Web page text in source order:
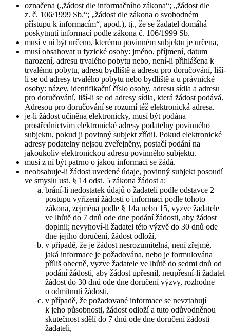
označena („žádost dle informačního zákona“; „žádost dle
z. č. 106/1999 Sb.“; „žádost dle zákona o svobodném
přístupu k informacím“, apod.), tj., že se žadatel domáhá
poskytnutí informací podle zákona č. 106/1999 Sb.
musí v ní být určeno, kterému povinném subjektu je určena,
musí obsahovat u fyzické osoby: jméno, příjmení, datum
narození, adresu trvalého pobytu nebo, není-li přihlášena k
trvalému pobytu, adresu bydliště a adresu pro doručování, liší-
li se od adresy trvalého pobytu nebo bydliště a u právnické
osoby: název, identifikační číslo osoby, adresu sídla a adresu
pro doručování, liší-li se od adresy sídla, která žádost podává.
Adresou pro doručování se rozumí též elektronická adresa.
je-li žádost učiněna elektronicky, musí být podána
prostřednictvím elektronické adresy podatelny povinného
subjektu, pokud ji povinný subjekt zřídil. Pokud elektronické
adresy podatelny nejsou zveřejněny, postačí podání na
jakoukoliv elektronickou adresu povinného subjektu.
musí z ní být patrno o jakou informaci se žádá.
neobsahuje-li žádost uvedené údaje, povinný subjekt posoudí
ve smyslu ust. § 14 odst. 5 zákona žádost a:
brání-li nedostatek údajů o žadateli podle odstavce 2
postupu vyřízení žádosti o informaci podle tohoto
zákona, zejména podle § 14a nebo 15, vyzve žadatele
ve lhůtě do 7 dnů ode dne podání žádosti, aby žádost
doplnil; nevyhoví-li žadatel této výzvě do 30 dnů ode
dne jejího doručení, žádost odloží,
v případě, že je žádost nesrozumitelná, není zřejmé,
jaká informace je požadována, nebo je formulována
příliš obecně, vyzve žadatele ve lhůtě do sedmi dnů od
podání žádosti, aby žádost upřesnil, neupřesní-li žadatel
žádost do 30 dnů ode dne doručení výzvy, rozhodne
o odmítnutí žádosti,
v případě, že požadované informace se nevztahují
k jeho působnosti, žádost odloží a tuto odůvodněnou
skutečnost sdělí do 7 dnů ode dne doručení žádosti
žadateli,